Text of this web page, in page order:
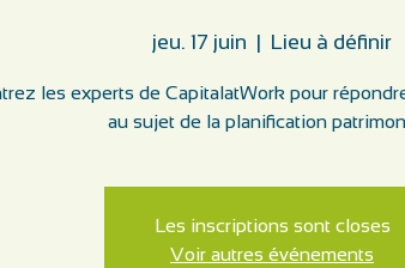
jeu. 17 juin
  |
Lieu à définir
les experts de CapitalatWork pour
au sujet de la planification
Les inscriptions sont closes
Voir autres événements